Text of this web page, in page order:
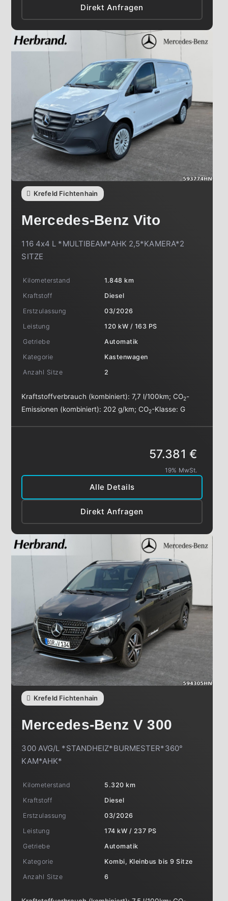
Direkt Anfragen
Krefeld Fichtenhain
Mercedes-Benz Vito
116 4x4 L *MULTIBEAM*AHK 2,5*KAMERA*2
SITZE
Kilometerstand
1.848 km
Kraftstoff
Diesel
Erstzulassung
03/2026
Leistung
120 kW / 163 PS
Getriebe
Automatik
Kategorie
Kastenwagen
Anzahl Sitze
2
Kraftstoffverbrauch (kombiniert):7,7 l/100km;CO2-
Emissionen (kombiniert): 202 g/km;CO2-Klasse:G
Alle Details
Direkt Anfragen
57.381 €
19% MwSt.
Krefeld Fichtenhain
Mercedes-Benz V 300
300 AVG/L *STANDHEIZ*BURMESTER*360°
KAM*AHK*
Kilometerstand
5.320 km
Kraftstoff
Diesel
Erstzulassung
03/2026
Leistung
174 kW / 237 PS
Getriebe
Automatik
Kategorie
Kombi, Kleinbus bis 9 Sitze
Anzahl Sitze
6